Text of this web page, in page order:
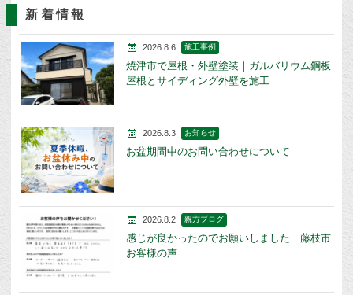
新着情報
2026.8.6 施工事例
焼津市で屋根・外壁塗装｜ガルバリウム鋼板
屋根とサイディング外壁を施工
2026.8.3 お知らせ
お盆期間中のお問い合わせについて
2026.8.2 親方ブログ
感じが良かったのでお願いしました｜藤枝市
お客様の声